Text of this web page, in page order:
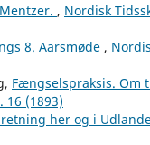
, Nordisk
8. Aarsmøde ,
Fængselspraksis. Om
(1893)
her og i